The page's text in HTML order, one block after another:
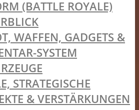
(BATTLE ROYALE)
WAFFEN, GADGETS &
SYSTEM
STRATEGISCHE
& VERSTÄRKUNGEN